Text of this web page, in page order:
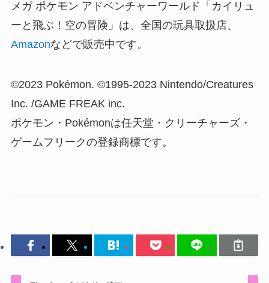
メガ ポケモン アドベンチャーワールド「カイリュ
ーと飛ぶ！空の冒険」は、全国の玩具取扱店、
Amazonなどで販売中です。
©2023 Pokémon. ©1995-2023 Nintendo/Creatures
Inc. /GAME FREAK inc.
ポケモン・Pokémonは任天堂・クリーチャーズ・
ゲームフリークの登録商標です。